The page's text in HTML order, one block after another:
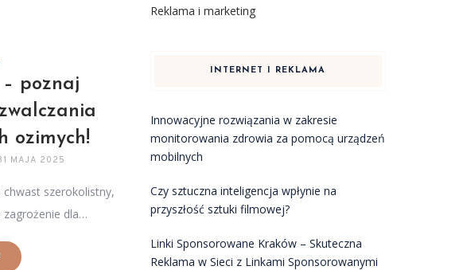
poznaj
ozimych!
MAJA 2025
chwast szerokolistny,
dla…
Reklama i marketing
INTERNET I REKLAMA
Innowacyjne rozwiązania w zakresie
monitorowania zdrowia za pomocą urządzeń
mobilnych
Czy sztuczna inteligencja wpłynie na
przyszłość sztuki filmowej?
Linki Sponsorowane Kraków – Skuteczna
Reklama w Sieci z Linkami Sponsorowanymi